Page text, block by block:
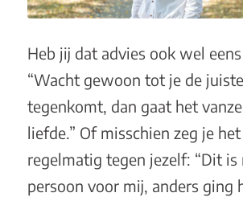
Heb jij dat advies ook wel
“Wacht gewoon tot je de
tegenkomt, dan gaat het
liefde.” Of misschien zeg je
regelmatig tegen jezelf: “Dit
persoon voor mij, anders ging